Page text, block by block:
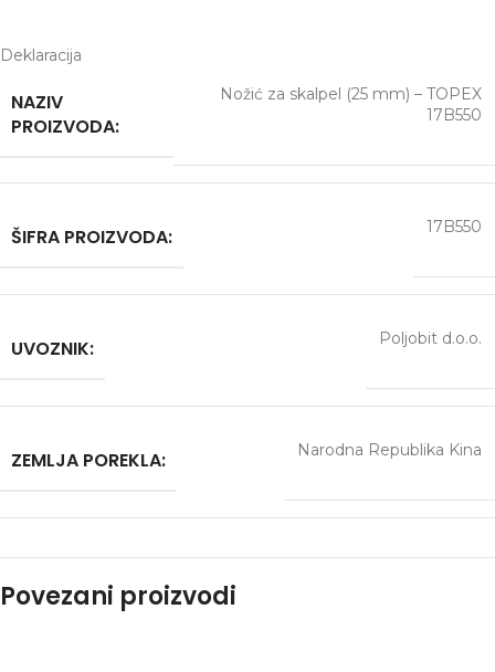
Deklaracija
NAZIV
PROIZVODA:
Nožić za skalpel (25 mm) – TOPEX
17B550
ŠIFRA PROIZVODA: 17B550
UVOZNIK: Poljobit d.o.o.
ZEMLJA POREKLA: Narodna Republika Kina
Povezani proizvodi